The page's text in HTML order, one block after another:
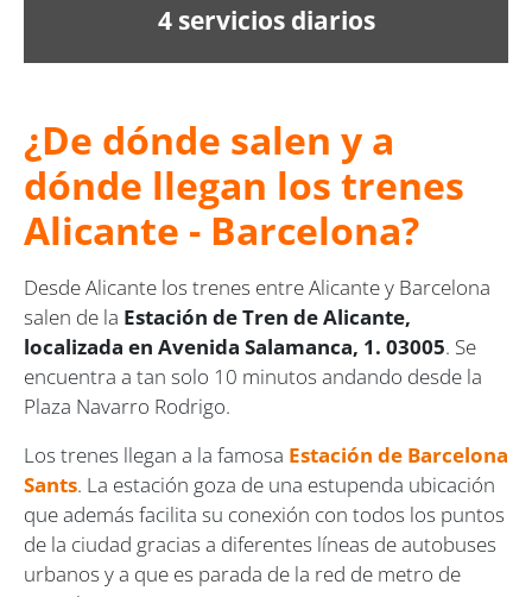
4 servicios diarios
¿De dónde salen y a
dónde llegan los trenes
Alicante - Barcelona?
Desde Alicante los trenes entre Alicante y Barcelona
salen de la Estación de Tren de Alicante,
localizada en Avenida Salamanca, 1. 03005. Se
encuentra a tan solo 10 minutos andando desde la
Plaza Navarro Rodrigo.
Los trenes llegan a la famosa Estación de Barcelona
Sants. La estación goza de una estupenda ubicación
que además facilita su conexión con todos los puntos
de la ciudad gracias a diferentes líneas de autobuses
urbanos y a que es parada de la red de metro de